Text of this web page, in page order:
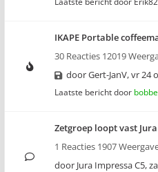
IKAPE Portable
30 Reacties 12019
doorGert-JanV,vr 24
Laatste bericht door
Zetgroep loopt vast
1 Reacties 1907
door Jura Impressa C5,